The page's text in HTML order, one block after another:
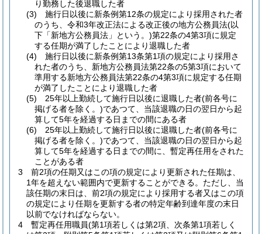
り勤務した後退職した者
(3)
施行日以後に新条例第12条の規定により採用された者
のうち、令和3年改正法による改正後の地方公務員法(以
下「新地方公務員法」という。)第22条の4第3項に規定
する任期が満了したことにより退職した者
(4)
施行日以後に新条例第13条第1項の規定により採用さ
れた者のうち、新地方公務員法第22条の5第3項において
準用する新地方公務員法第22条の4第3項に規定する任期
が満了したことにより退職した者
(5)
25年以上勤続して施行日以後に退職した者(前各号に
掲げる者を除く。)であつて、当該退職の日の翌日から起
算して5年を経過する日までの間にある者
(6)
25年以上勤続して施行日以後に退職した者(前各号に
掲げる者を除く。)であつて、当該退職の日の翌日から起
算して5年を経過する日までの間に、暫定再任用をされた
ことがある者
3
前2項の任期又はこの項の規定により更新された任期は、
1年を超えない範囲内で更新することができる。 ただし、当
該任期の末日は、前2項の規定により採用する者又はこの項
の規定により任期を更新する者の特定年齢到達年度の末日
以前でなければならない。
4
暫定再任用職員(第1項若しくは第2項、次条第1項若しく